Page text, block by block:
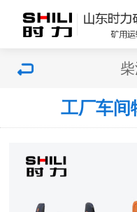
工厂车间